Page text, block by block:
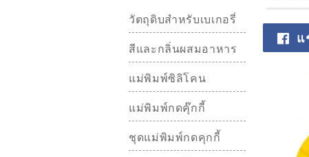
วัตถุดิบสำหรับเบเกอรี่
สีและกลิ่นผสมอาหาร
แม่พิมพ์ซิลิโคน
แม่พิมพ์กดคุ๊กกี้
ชุดแม่พิมพ์กดคุกกี้
แ